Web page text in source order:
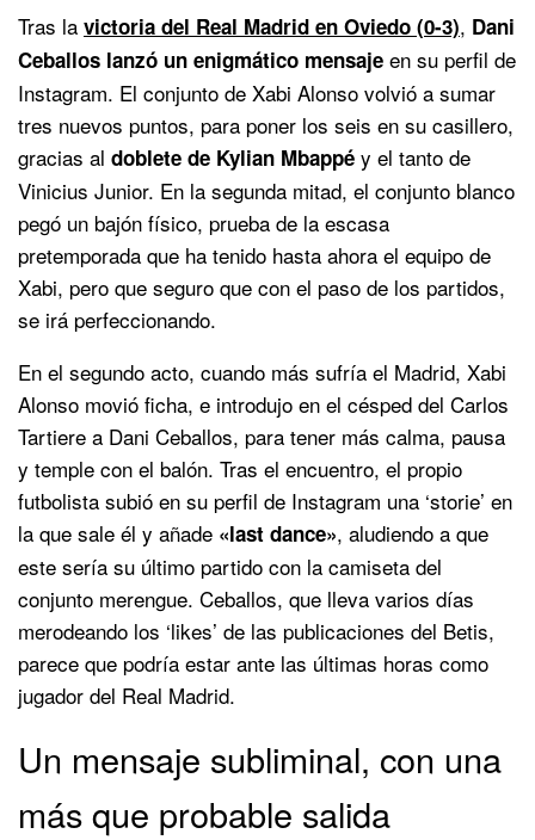
Tras la victoria del Real Madrid en Oviedo (0-3), Dani
Ceballos lanzó un enigmático mensaje en su perfil de
Instagram. El conjunto de Xabi Alonso volvió a sumar
tres nuevos puntos, para poner los seis en su casillero,
gracias al doblete de Kylian Mbappé y el tanto de
Vinicius Junior. En la segunda mitad, el conjunto blanco
pegó un bajón físico, prueba de la escasa
pretemporada que ha tenido hasta ahora el equipo de
Xabi, pero que seguro que con el paso de los partidos,
se irá perfeccionando.
En el segundo acto, cuando más sufría el Madrid, Xabi
Alonso movió ficha, e introdujo en el césped del Carlos
Tartiere a Dani Ceballos, para tener más calma, pausa
y temple con el balón. Tras el encuentro, el propio
futbolista subió en su perfil de Instagram una ‘storie’ en
la que sale él y añade «last dance», aludiendo a que
este sería su último partido con la camiseta del
conjunto merengue. Ceballos, que lleva varios días
merodeando los ‘likes’ de las publicaciones del Betis,
parece que podría estar ante las últimas horas como
jugador del Real Madrid.
Un mensaje subliminal, con una
más que probable salida